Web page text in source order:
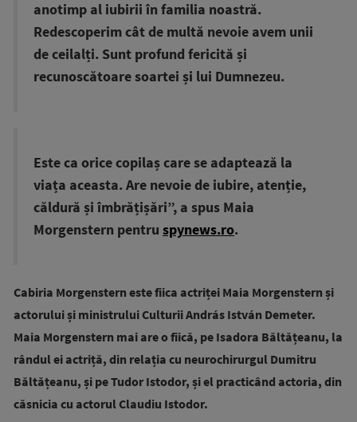
anotimp al iubirii în familia noastră.
Redescoperim cât de multă nevoie avem unii
de ceilalți. Sunt profund fericită și
recunoscătoare soartei și lui Dumnezeu.
Este ca orice copilaș care se adaptează la
viața aceasta. Are nevoie de iubire, atenție,
căldură și îmbrățișări”, a spus Maia
Morgenstern pentru spynews.ro.
Cabiria Morgenstern este fiica actriței Maia Morgenstern și
actorului și ministrului Culturii András István Demeter.
Maia Morgenstern mai are o fiică, pe Isadora Băltățeanu, la
rândul ei actriță, din relația cu neurochirurgul Dumitru
Băltățeanu, și pe Tudor Istodor, și el practicând actoria, din
căsnicia cu actorul Claudiu Istodor.